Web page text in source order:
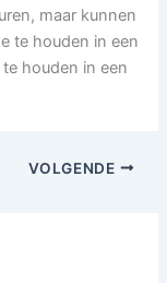
maar kunnen
te houden in een
houden in een
VOLGENDE